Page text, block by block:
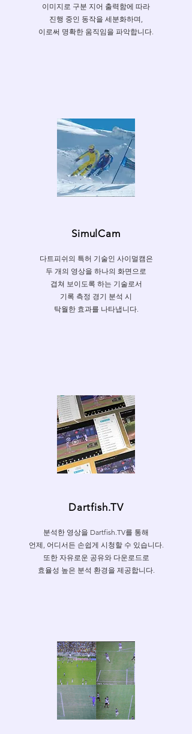
이미지로 구분 지어 출력함에 따라
진행 중인 동작을 세분화하며,
이로써 명확한 움직임을 파악합니다.
SimulCam
다트피쉬의 특허 기술인 사이멀캠은
두 개의 영상을 하나의 화면으로
겹쳐 보이도록 하는 기술로서
기록 측정 경기 분석 시
탁월한 효과를 나타냅니다.
Dartfish.TV
분석한 영상을 Dartfish.TV를 통해
언제, 어디서든 손쉽게 시청할 수 있습니다.
또한 자유로운 공유와 다운로드로
효율성 높은 분석 환경을 제공합니다.